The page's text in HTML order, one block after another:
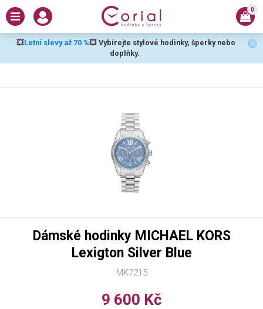
💥Letní slevy až 70 %💥 Vybírejte stylové hodinky, šperky nebo
doplňky.
0
MK7215
Dámské hodinky MICHAEL KORS
Lexigton Silver Blue
9 600 Kč